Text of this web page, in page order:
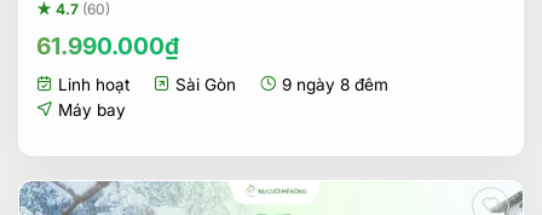
★ 4.7 (60)
61.990.000₫
Linh hoạt Sài Gòn
9 ngày 8 đêm
Máy bay